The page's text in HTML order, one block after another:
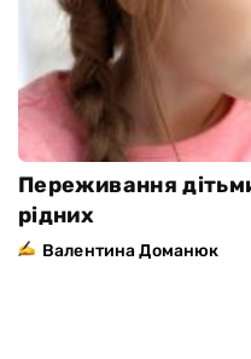
Переживання
рідних
Валентина Доманюк